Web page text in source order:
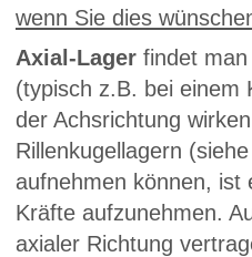
wenn Sie dies
Axial-Lager findet
(typisch z.B. bei einem
der Achsrichtung
Rillenkugellagern
aufnehmen können, ist
Kräfte aufzunehmen.
axialer Richtung